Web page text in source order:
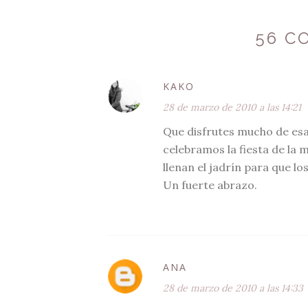
56
KAKO
28 de marzo de 2010 a las 14:21
Que disfrutes mucho de
celebramos la fiesta de la
llenan el jadrín para que
Un fuerte abrazo.
ANA
28 de marzo de 2010 a las 14:33